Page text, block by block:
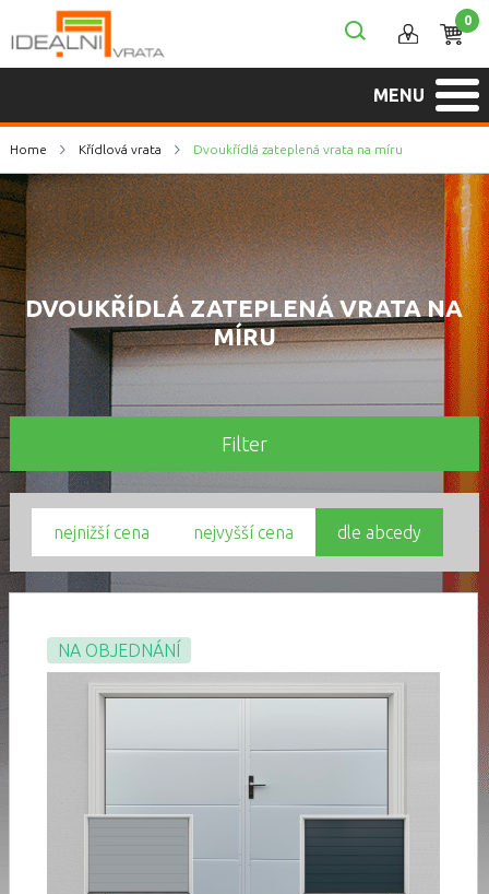
0
MENU
Home Křídlová vrata Dvoukřídlá zateplená vrata na míru
DVOUKŘÍDLÁ ZATEPLENÁ VRATA NA
MÍRU
Filter
nejnižší cena nejvyšší cena dle abcedy
NA OBJEDNÁNÍ